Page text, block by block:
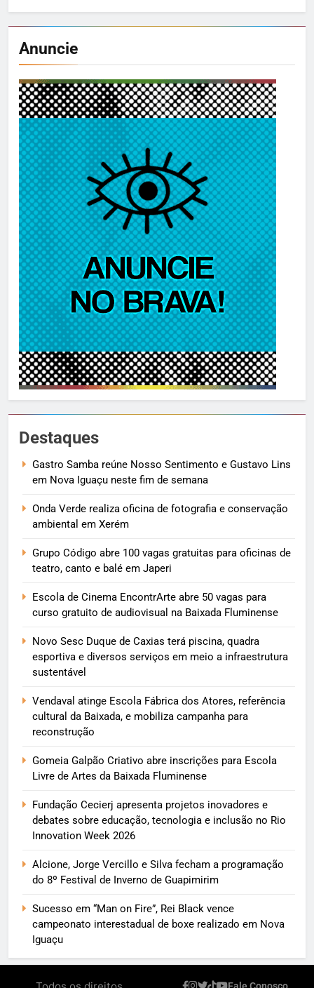
Anuncie
Destaques
Gastro Samba reúne Nosso Sentimento e Gustavo Lins
em Nova Iguaçu neste fim de semana
Onda Verde realiza oficina de fotografia e conservação
ambiental em Xerém
Grupo Código abre 100 vagas gratuitas para oficinas de
teatro, canto e balé em Japeri
Escola de Cinema EncontrArte abre 50 vagas para
curso gratuito de audiovisual na Baixada Fluminense
Novo Sesc Duque de Caxias terá piscina, quadra
esportiva e diversos serviços em meio a infraestrutura
sustentável
Vendaval atinge Escola Fábrica dos Atores, referência
cultural da Baixada, e mobiliza campanha para
reconstrução
Gomeia Galpão Criativo abre inscrições para Escola
Livre de Artes da Baixada Fluminense
Fundação Cecierj apresenta projetos inovadores e
debates sobre educação, tecnologia e inclusão no Rio
Innovation Week 2026
Alcione, Jorge Vercillo e Silva fecham a programação
do 8º Festival de Inverno de Guapimirim
Sucesso em “Man on Fire”, Rei Black vence
campeonato interestadual de boxe realizado em Nova
Iguaçu